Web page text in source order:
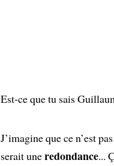
Est-ce que tu sais
J’imagine que ce n’est pas
serait uneredondance...